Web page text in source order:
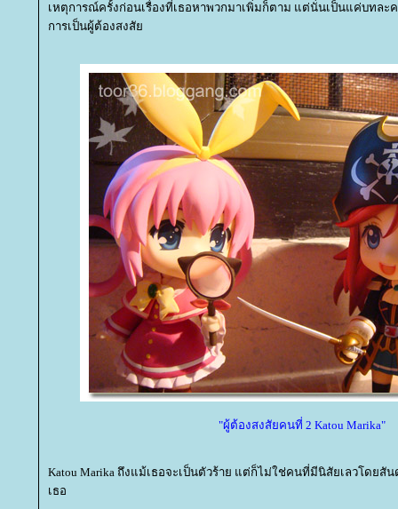
เหตุการณ์ครั้งก่อนเรื่องที่เธอหาพวกมาเพิ่มก็ตาม แต่นั่นเป็นแค่บทละ
การเป็นผู้ต้องสงสั
"ผู้ต้องสงสัยคนที่ 2 Katou Marika"
Katou Marika ถึงแม้เธอจะเป็นตัวร้าย แต่ก็ไม่ใช่คนที่มีนิสัยเลวโดยสั
เธอ